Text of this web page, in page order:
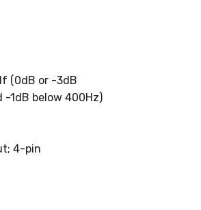
(0dB or -3dB
-1dB below 400Hz)
4-pin